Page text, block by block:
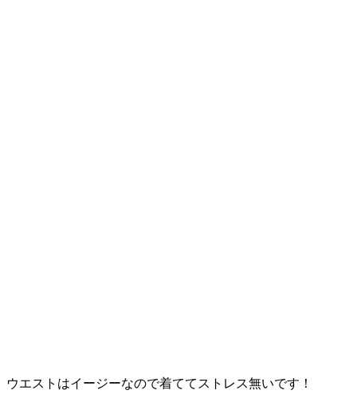
ウエストはイージーなので着ててストレス無いです！